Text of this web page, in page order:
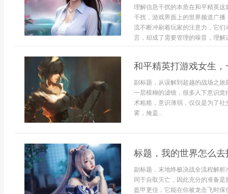
理解信息干扰的本质在和平精英
干扰，游戏界面上的世界频道广
流不断冲刷着玩家的注意力，它
言，却成了需要管理的噪音，理
和平精英打游戏女生
副标题，从误解到超越的战场之
一层模糊的滤镜，很多人下意识
术粗糙，意识薄弱，仅仅是为了
雾，掩盖...
标题，我的世界怎么
副标题，末地终极决战全流程解
同于自取灭亡，因此充分的准备
盔甲更佳，它能在你被龙击飞时